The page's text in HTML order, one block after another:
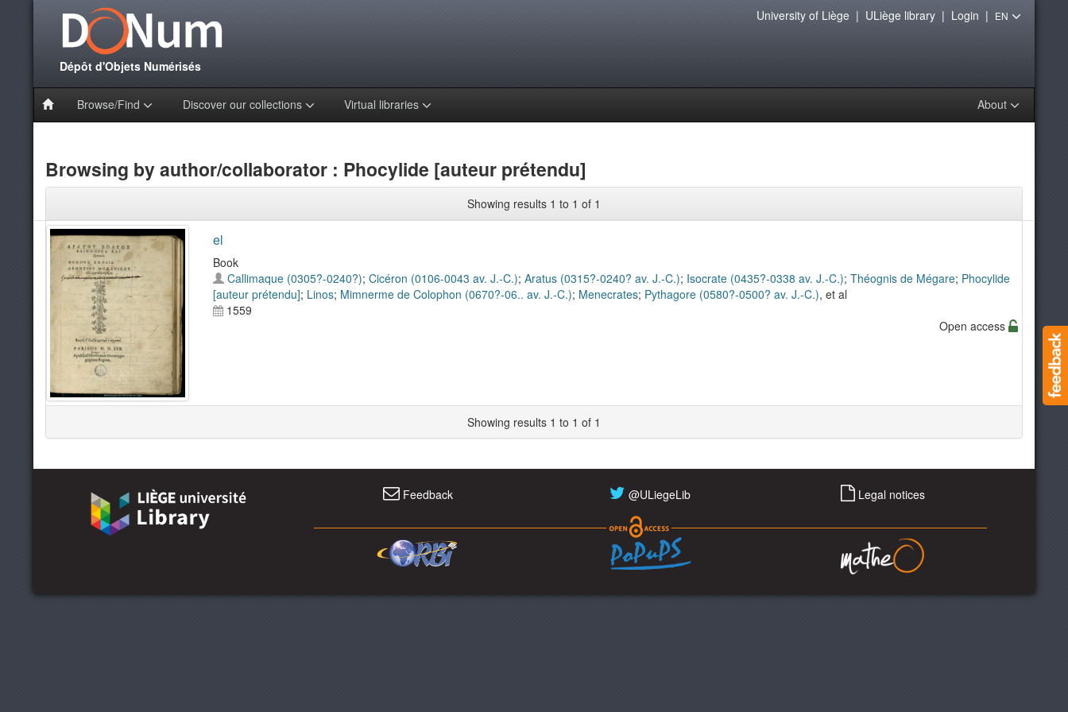
Dépôt d'Objets Numérisés
Browse/Find Discover our collections Virtual libraries About
University of Liège| ULiège library| Login | EN
Browsing by author/collaborator : Phocylide [auteur prétendu]
Showing results 1 to 1 of 1
el
Book
Callimaque (0305?-0240?); Cicéron (0106-0043 av. J.-C.); Aratus (0315?-0240? av. J.-C.); Isocrate (0435?-0338 av. J.-C.); Théognis de Mégare; Phocylide
[auteur prétendu]; Linos; Mimnerme de Colophon (0670?-06.. av. J.-C.); Menecrates; Pythagore (0580?-0500? av. J.-C.), et al
1559
Open access
Showing results 1 to 1 of 1
Feedback @ULiegeLib Legal notices